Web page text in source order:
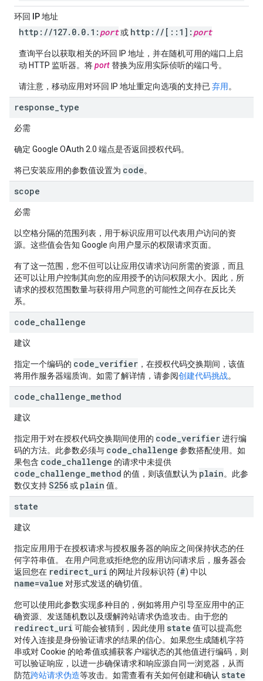
环回 IP 地址
http: //127. 0. 0. 1: port或 http: // [ :: 1]: port
查询平台以获取相关的环回 IP 地址，并在随机可用的端口上启
动 HTTP 监听器。将port替换为应用实际侦听的端口号。
请注意， 移动应用对环回 IP 地址重定向选项的支持已 弃用 。
response type
必需
确定 Google OAuth 2.0 端点是否返回授权代码。
将已安装应用的参数值设置为 code。
scope
必需
以空格分隔的范围列表，用于标识应用可以代表用户访问的资
源。这些值会告知 Google 向用户显示的权限请求页面。
有了这一范围，您不但可以让应用仅请求访问所需的资源，而且
还可以让用户控制其向您的应用授予的访问权限大小。因此，所
请求的授权范围数量与获得用户同意的可能性之间存在反比关
系。
code challenge
建议
指定一个编码的 code_verifier ，在授权代码交换期间，该值
将用作服务器端质询。如需了解详情，请参阅创建代码挑战。
code challenge method
建议
指定用于对在授权代码交换期间使用的 code_verifier进行编
码的方法。此参数必须与 code_challenge 参数搭配使用。如
果包含 code_challenge 的请求中未提供
code_challenge_method 的值，则该值默认为 plain。此参
数仅支持S256或 plain 值。
state
建议
指定应用用于在授权请求与授权服务器的响应之间保持状态的任
何字符串值。 在用户同意或拒绝您的应用访问请求后，服务器会
返回您在 redirect_uri 的网址片段标识符 (#) 中以
name=value 对形式发送的确切值。
您可以使用此参数实现多种目的，例如将用户引导至应用中的正
确资源、发送随机数以及缓解跨站请求伪造攻击。由于您的
redirect_uri 可能会被猜到，因此使用 state 值可以提高您
对传入连接是身份验证请求的结果的信心。如果您生成随机字符
串或对 Cookie 的哈希值或捕获客户端状态的其他值进行编码，则
可以验证响应，以进一步确保请求和响应源自同一浏览器，从而
防范跨站请求伪造等攻击。如需查看有关如何创建和确认 state